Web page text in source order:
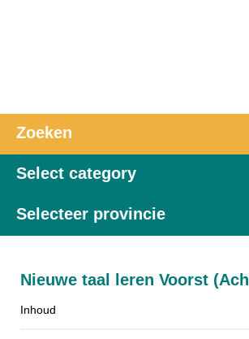
Zoeken
Select category
Selecteer provincie
Nieuwe taal leren Voorst
Inhoud